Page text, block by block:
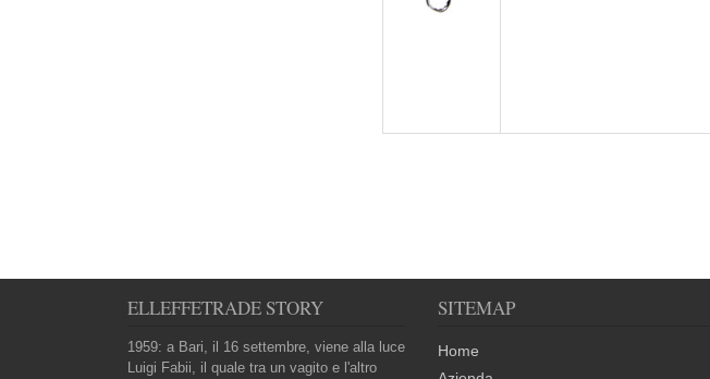
ELLEFFETRADE STORY
1959: a Bari, il 16 settembre, viene alla luce
Luigi Fabii, il quale tra un vagito e l'altro
SITEMAP
Home